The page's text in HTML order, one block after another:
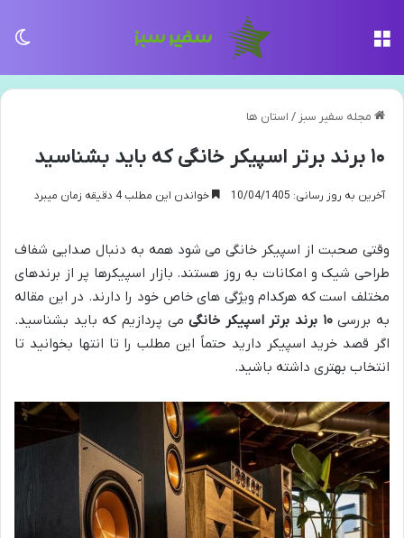
مجله سفیر سبز / استان ها
۱۰ برند برتر اسپیکر خانگی که باید بشناسید
آخرین به روز رسانی: 10/04/1405 خواندن این مطلب 4 دقیقه زمان میبرد
وقتی صحبت از اسپیکر خانگی می شود همه به دنبال صدایی شفاف
طراحی شیک و امکانات به روز هستند. بازار اسپیکرها پر از برندهای
مختلف است که هرکدام ویژگی های خاص خود را دارند. در این مقاله
به بررسی۱۰ برند برتر اسپیکر خانگیمی پردازیم که باید بشناسید.
اگر قصد خرید اسپیکر دارید حتماً این مطلب را تا انتها بخوانید تا
انتخاب بهتری داشته باشید.